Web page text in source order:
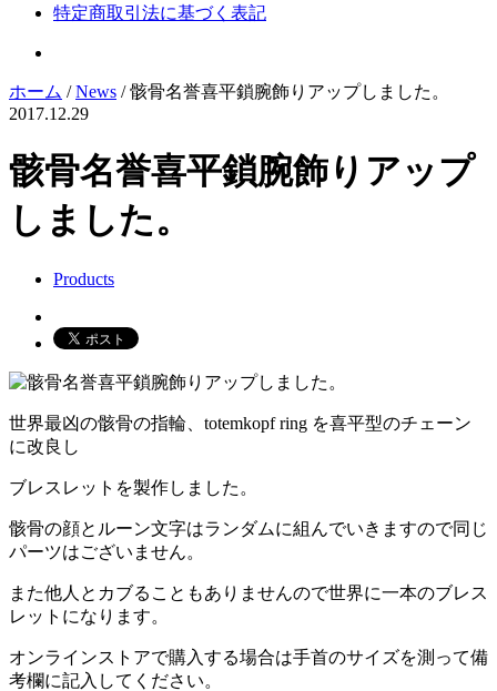
特定商取引法に基づく表記
ホーム /News / 骸骨名誉喜平鎖腕飾りアップしました。
2017.12.29
骸骨名誉喜平鎖腕飾りアップ
しました。
Products
世界最凶の骸骨の指輪、totemkopf ring を喜平型のチェーン
に改良し
ブレスレットを製作しました。
骸骨の顔とルーン文字はランダムに組んでいきますので同じ
パーツはございません。
また他人とカブることもありませんので世界に一本のブレス
レットになります。
オンラインストアで購入する場合は手首のサイズを測って備
考欄に記入してください。